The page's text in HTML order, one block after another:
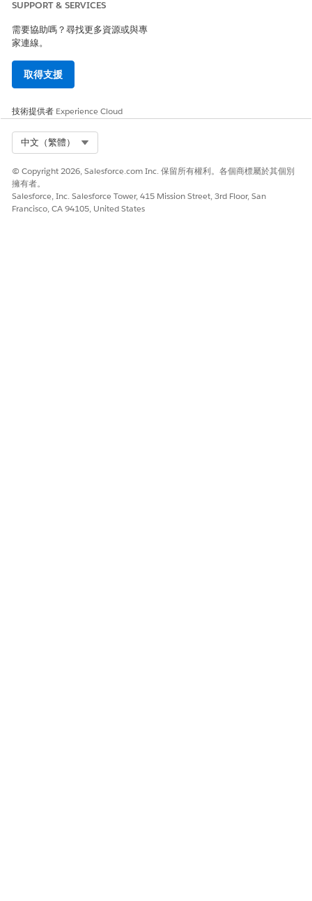
AI 工作人員:我可以建立該 Salesforce 帳戶。若要在繼續之
定權限集,例如「進階預測」或 Marketing Cloud?
Kevin:他應該是擁有「進階預測」存取權的「帳戶主管」角
色。
AI 工作人員:Tyler Brooks 的 Salesforce 帳戶已使用「帳戶
主管」角色和「進階預測」權限集建立。登入認證與設定指
示將在星期五結束前傳送至他的公司電子郵件。他會在週一
第一次登入期間收到設定 MFA 的提示。
此文章是否解決您的問題？
請讓我們知道，以便我們改進！
SUPPORT & SERVICES
需要協助嗎？尋找更多資源或與專
家連線。
取得支援
技術提供者 Experience Cloud
中文（繁體）
© Copyright 2026, Salesforce.com Inc. 保留所有權利。各個商標屬於其個別
擁有者。
Salesforce, Inc. Salesforce Tower, 415 Mission Street, 3rd Floor, San
Francisco, CA 94105, United States